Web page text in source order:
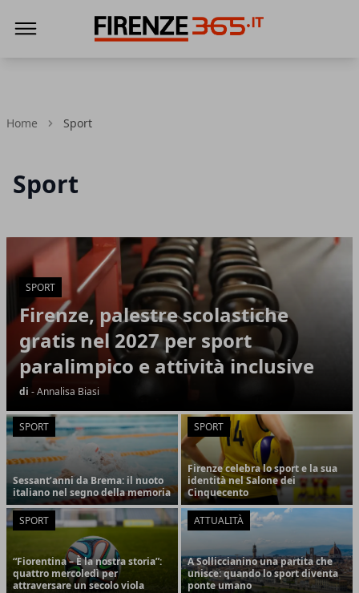
Home Sport
Sport
Articoli in Evidenza
SPORT
Firenze, palestre scolastiche
gratis nel 2027 per sport
paralimpico e attività inclusive
di - Annalisa Biasi
SPORT
Sessant’anni da Brema: il nuoto
italiano nel segno della memoria
SPORT
Firenze celebra lo sport e la sua
identità nel Salone dei
Cinquecento
SPORT
“Fiorentina – È la nostra storia”:
quattro mercoledì per
attraversare un secolo viola
ATTUALITÀ
A Solliccianino una partita che
unisce: quando lo sport diventa
ponte umano